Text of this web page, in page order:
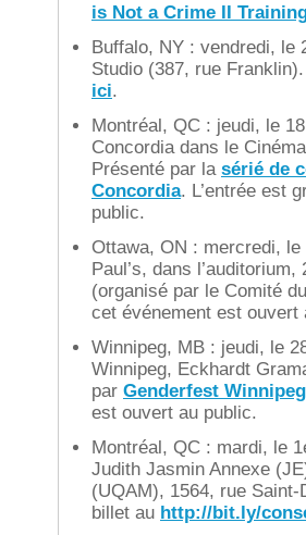
is Not a Crime II
Buffalo, NY : vendredi, le
Studio (387, rue
ici.
Montréal, QC : jeudi, le
Concordia dans le
Présenté par la sérié de
Concordia. L’entrée est
public.
Ottawa, ON : mercredi,
Paul’s, dans
(organisé par le Comité
cet événement est ouvert
Winnipeg, MB : jeudi, le
Winnipeg, Eckhardt
par Genderfest Winnipeg
est ouvert au public.
Montréal, QC : mardi, le
Judith Jasmin Annexe
(UQAM), 1564, rue
billet au http://bit.ly/